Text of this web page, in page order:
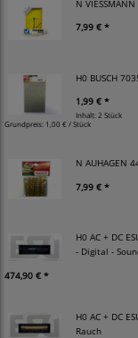
N
7,99 € *
H0 BUSCH
1,99 € *
Inhalt: 2 Stück
Grundpreis: 1,00 € / Stück
N AUHAGEN
7,99 € *
H0 AC + DC
- Digital -
474,90 € *
H0 AC + DC
Rauch